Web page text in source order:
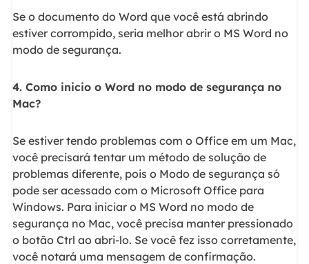
Se o documento do Word que você está abrindo
estiver corrompido, seria melhor abrir o MS Word no
modo de segurança.
4. Como inicio o Word no modo de segurança no
Mac?
Se estiver tendo problemas com o Office em um Mac,
você precisará tentar um método de solução de
problemas diferente, pois o Modo de segurança só
pode ser acessado com o Microsoft Office para
Windows. Para iniciar o MS Word no modo de
segurança no Mac, você precisa manter pressionado
o botão Ctrl ao abri-lo. Se você fez isso corretamente,
você notará uma mensagem de confirmação.